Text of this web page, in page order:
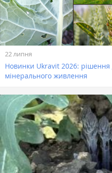
22 липня
Новинки Ukravit 2026: рішення
мінерального живлення